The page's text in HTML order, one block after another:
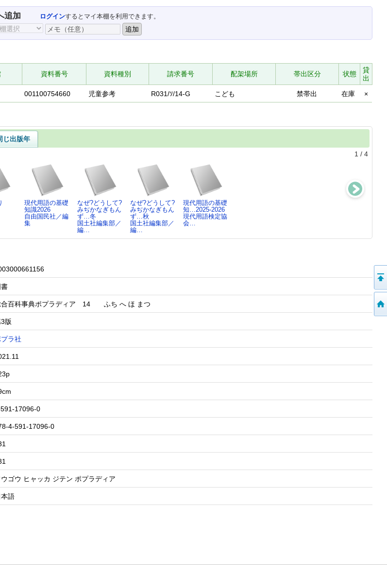
追加 ログインするとマイ本棚を利用できます。
資料番号 資料種別 請求番号 配架場所 帯出区分 状態
貸
出
001100754660 児童参考 R031/ｿ/14-G こども 禁帯出 在庫 ×
じ出版年
1 / 4
現代用語の基礎
知識2026
自由国民社／編
集
なぜ?どうして?
みぢかなぎもん
ず…冬
国土社編集部／
編…
なぜ?どうして?
みぢかなぎもん
ず…秋
国土社編集部／
編…
現代用語の基礎
知…2025-2026
現代用語検定協
会…
合百科事典ポプラディア 14 ふち へ ほ まつ
版
ラ社
17096-0
4-591-17096-0
ウゴウ ヒャッカ ジテン ポプラディア
本語